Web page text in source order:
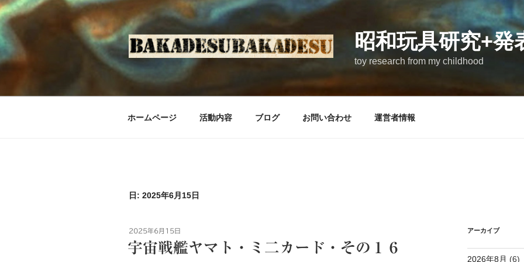
コ
ン
ン
ツ
昭和玩具研究+発
toy research from my childhood
ホームページ 活動内容 ブログ お問い合わせ 運営者情報
日: 2025年6月15日
投
稿
日:
2025年6月15日
宇宙戦艦ヤマト・ミ二カード・その１６
アーカイブ
2026年8月 (6)